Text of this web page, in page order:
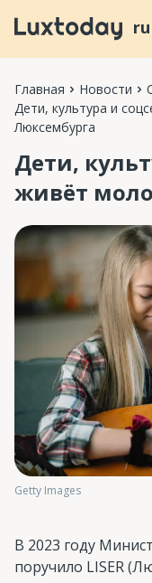
ru
Главная Новости
Дети, культура и
Люксембурга
Дети,
живёт
Getty Images
В 2023 году
поручило LISER